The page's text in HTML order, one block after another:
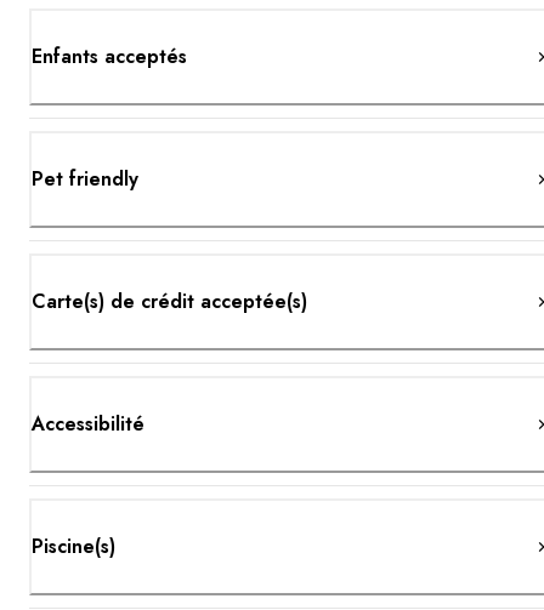
Enfants acceptés
Pet friendly
Carte(s) de crédit acceptée(s)
Accessibilité
Piscine(s)